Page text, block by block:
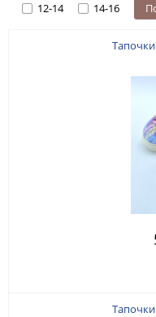
12-14
14-16
Тапочки
Тапочки